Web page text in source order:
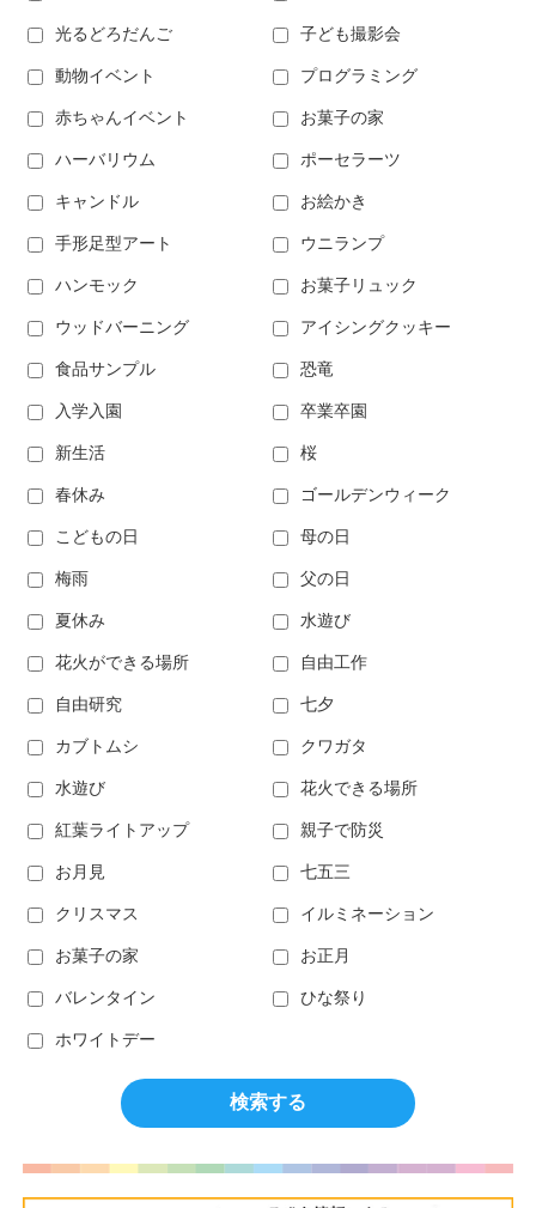
光るどろだんご 子ども撮影会
動物イベント プログラミング
赤ちゃんイベント お菓子の家
ハーバリウム ポーセラーツ
キャンドル お絵かき
手形足型アート ウニランプ
ハンモック お菓子リュック
ウッドバーニング アイシングクッキー
食品サンプル 恐竜
入学入園 卒業卒園
新生活 桜
春休み ゴールデンウィーク
こどもの日 母の日
梅雨 父の日
夏休み 水遊び
花火ができる場所 自由工作
自由研究 七夕
カブトムシ クワガタ
水遊び 花火できる場所
紅葉ライトアップ 親子で防災
お月見 七五三
クリスマス イルミネーション
お菓子の家 お正月
バレンタイン ひな祭り
ホワイトデー